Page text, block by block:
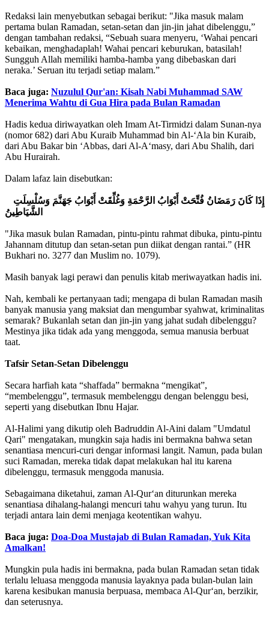
Redaksi lain menyebutkan sebagai berikut: "Jika masuk malam
pertama bulan Ramadan, setan-setan dan jin-jin jahat dibelenggu,”
dengan tambahan redaksi, “Sebuah suara menyeru, ‘Wahai pencari
kebaikan, menghadaplah! Wahai pencari keburukan, batasilah!
Sungguh Allah memiliki hamba-hamba yang dibebaskan dari
neraka.’ Seruan itu terjadi setiap malam.”
Baca juga: Nuzulul Qur'an: Kisah Nabi Muhammad SAW
Menerima Wahtu di Gua Hira pada Bulan Ramadan
Hadis kedua diriwayatkan oleh Imam At-Tirmidzi dalam Sunan-nya
(nomor 682) dari Abu Kuraib Muhammad bin Al-‘Ala bin Kuraib,
dari Abu Bakar bin ‘Abbas, dari Al-A‘masy, dari Abu Shalih, dari
Abu Hurairah.
Dalam lafaz lain disebutkan:
إِذَا كَانَ رَمَضَانُ فُتِّحَتْ أَبْوَابُ الرَّحْمَةِ وَغُلِّقَتْ أَبْوَابُ جَهَنَّمَ وَسُلْسِلَتِ
الشَّيَاطِينُ
"Jika masuk bulan Ramadan, pintu-pintu rahmat dibuka, pintu-pintu
Jahannam ditutup dan setan-setan pun diikat dengan rantai.” (HR
Bukhari no. 3277 dan Muslim no. 1079).
Masih banyak lagi perawi dan penulis kitab meriwayatkan hadis ini.
Nah, kembali ke pertanyaan tadi; mengapa di bulan Ramadan masih
banyak manusia yang maksiat dan mengumbar syahwat, kriminalitas
semarak? Bukanlah setan dan jin-jin yang jahat sudah dibelenggu?
Mestinya jika tidak ada yang menggoda, semua manusia berbuat
taat.
Tafsir Setan-Setan Dibelenggu
Secara harfiah kata “shaffada” bermakna “mengikat”,
“membelenggu”, termasuk membelenggu dengan belenggu besi,
seperti yang disebutkan Ibnu Hajar.
Al-Halimi yang dikutip oleh Badruddin Al-Aini dalam "Umdatul
Qari" mengatakan, mungkin saja hadis ini bermakna bahwa setan
senantiasa mencuri-curi dengar informasi langit. Namun, pada bulan
suci Ramadan, mereka tidak dapat melakukan hal itu karena
dibelenggu, termasuk menggoda manusia.
Sebagaimana diketahui, zaman Al-Qur‘an diturunkan mereka
senantiasa dihalang-halangi mencuri tahu wahyu yang turun. Itu
terjadi antara lain demi menjaga keotentikan wahyu.
Baca juga: Doa-Doa Mustajab di Bulan Ramadan, Yuk Kita
Amalkan!
Mungkin pula hadis ini bermakna, pada bulan Ramadan setan tidak
terlalu leluasa menggoda manusia layaknya pada bulan-bulan lain
karena kesibukan manusia berpuasa, membaca Al-Qur‘an, berzikir,
dan seterusnya.